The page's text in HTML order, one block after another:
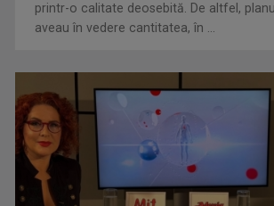
KYRIE MENDÉL
Kyrie Mendél este un artist complex, actor, ...
printr-o calitate deosebită. De altfel,
aveau în vedere cantitatea, în ...